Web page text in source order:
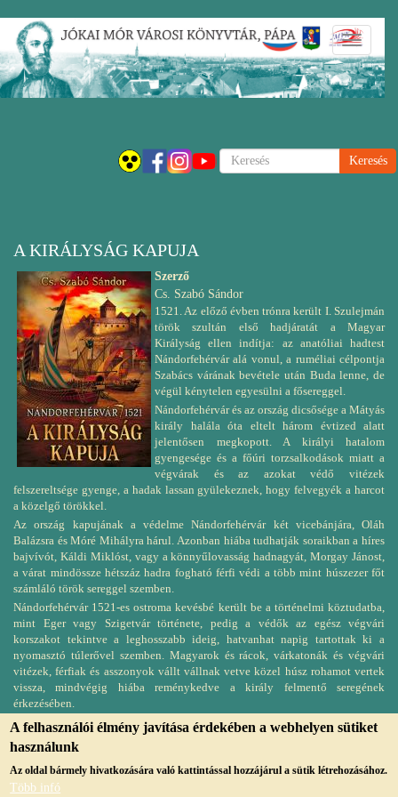
Ugrás
tartalomra
Keresés
A KIRÁLYSÁG KAPUJA
Szerző
Cs. Szabó Sándor
1521. Az előző évben trónra került I. Szulejmán
török szultán első hadjáratát a Magyar
Királyság ellen indítja: az anatóliai hadtest
Nándorfehérvár alá vonul, a ruméliai célpontja
Szabács várának bevétele után Buda lenne, de
végül kénytelen egyesülni a fősereggel.
Nándorfehérvár és az ország dicsősége a Mátyás
király halála óta eltelt három évtized alatt
jelentősen megkopott. A királyi hatalom
gyengesége és a főúri torzsalkodások miatt a
végvárak és az azokat védő vitézek
felszereltsége gyenge, a hadak lassan gyülekeznek, hogy felvegyék a harcot
a közelgő törökkel.
Az ország kapujának a védelme Nándorfehérvár két vicebánjára, Oláh
Balázsra és Móré Mihályra hárul. Azonban hiába tudhatják soraikban a híres
bajvívót, Káldi Miklóst, vagy a könnyűlovasság hadnagyát, Morgay Jánost,
a várat mindössze hétszáz hadra fogható férfi védi a több mint húszezer főt
számláló török sereggel szemben.
Nándorfehérvár 1521-es ostroma kevésbé került be a történelmi köztudatba,
mint Eger vagy Szigetvár története, pedig a védők az egész végvári
korszakot tekintve a leghosszabb ideig, hatvanhat napig tartottak ki a
nyomasztó túlerővel szemben. Magyarok és rácok, várkatonák és végvári
vitézek, férfiak és asszonyok vállt vállnak vetve közel húsz rohamot vertek
vissza, mindvégig hiába reménykedve a király felmentő seregének
érkezésében.
A felhasználói élmény javítása érdekében a webhelyen sütiket
használunk
Az oldal bármely hivatkozására való kattintással hozzájárul a sütik létrehozásához.
Több infó